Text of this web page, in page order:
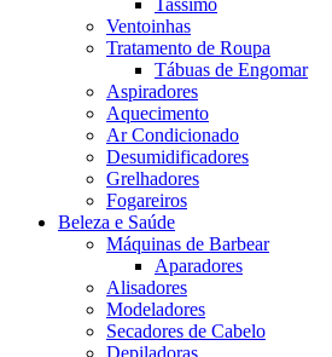
Ventoinhas
Tratamento de Roupa
Tábuas de Engomar
Aspiradores
Aquecimento
Ar Condicionado
Desumidificadores
Grelhadores
Fogareiros
Beleza e Saúde
Máquinas de Barbear
Aparadores
Alisadores
Modeladores
Secadores de Cabelo
Depiladoras